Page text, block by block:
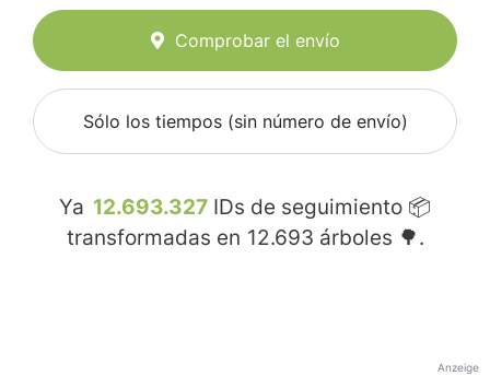
Comprobar el envío
Sólo los tiempos (sin número de envío)
Ya 12.693.327 IDs de seguimiento 📦
transformadas en 12.693 árboles 🌳.
Anzeige